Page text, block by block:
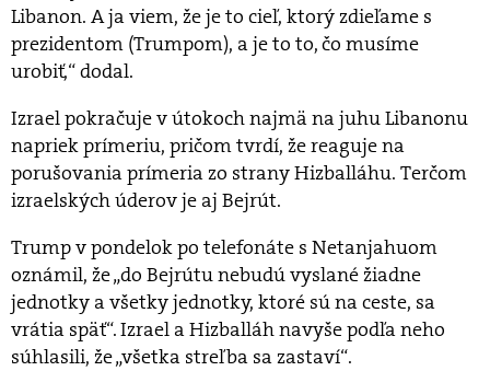
Libanon. A ja viem, že je to cieľ, ktorý zdieľame s
prezidentom (Trumpom), a je to to, čo musíme
urobiť,“ dodal.
Izrael pokračuje v útokoch najmä na juhu Libanonu
napriek prímeriu, pričom tvrdí, že reaguje na
porušovania prímeria zo strany Hizballáhu. Terčom
izraelských úderov je aj Bejrút.
Trump v pondelok po telefonáte s Netanjahuom
oznámil, že „do Bejrútu nebudú vyslané žiadne
jednotky a všetky jednotky, ktoré sú na ceste, sa
vrátia späť“. Izrael a Hizballáh navyše podľa neho
súhlasili, že „všetka streľba sa zastaví“.